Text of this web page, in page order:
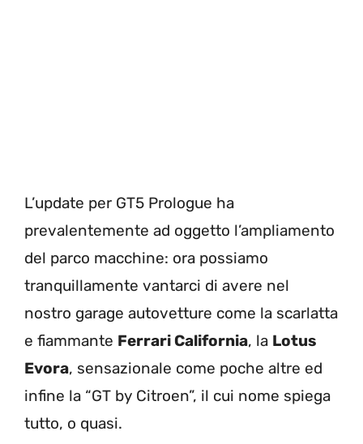
L’update per GT5 Prologue ha
prevalentemente ad oggetto l’ampliamento
del parco macchine: ora possiamo
tranquillamente vantarci di avere nel
nostro garage autovetture come la scarlatta
e fiammante Ferrari California, la Lotus
Evora, sensazionale come poche altre ed
infine la “GT by Citroen”, il cui nome spiega
tutto, o quasi.